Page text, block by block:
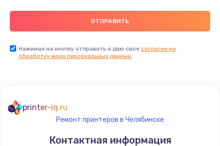
Заказать
Грязная печать
350 руб.
Нажимая на кнопку отправить я даю свое согласие на
обработку моих персональных данных.
printer-iq.ru
Ремонт принтеров в Челябинске
Контактная информация